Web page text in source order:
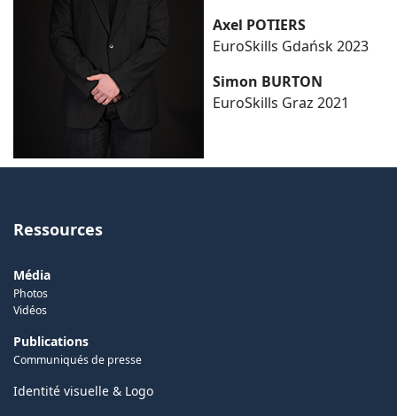
Axel POTIERS
EuroSkills Gdańsk 2023
Simon BURTON
EuroSkills Graz 2021
Ressources
Média
Photos
Vidéos
Publications
Communiqués de presse
Identité visuelle & Logo